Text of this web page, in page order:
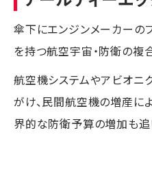
傘下にエンジンメーカーのプ
を持つ航空宇宙・防衛の複
航空機システムやアビオニ
がけ、民間航空機の増産に
界的な防衛予算の増加も追